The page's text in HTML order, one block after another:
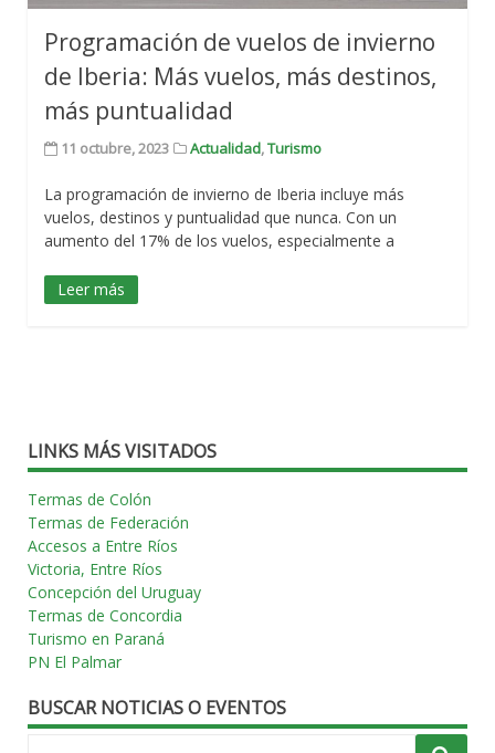
Programación de vuelos de invierno
de Iberia: Más vuelos, más destinos,
más puntualidad
11 octubre, 2023 Actualidad,Turismo
La programación de invierno de Iberia incluye más
vuelos, destinos y puntualidad que nunca. Con un
aumento del 17% de los vuelos, especialmente a
Leer más
LINKS MÁS VISITADOS
Termas de Colón
Termas de Federación
Accesos a Entre Ríos
Victoria, Entre Ríos
Concepción del Uruguay
Termas de Concordia
Turismo en Paraná
PN El Palmar
BUSCAR NOTICIAS O EVENTOS